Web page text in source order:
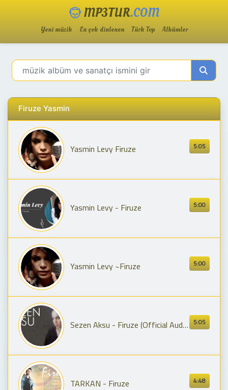
MP3TUR.COM
Yeni müzik En çok dinlenen Türk Top Albümler
Firuze Yasmin
5:05
Yasmin Levy Firuze
5:00
Yasmin Levy - Firuze
5:00
Yasmin Levy ~Firuze
5:05
Sezen Aksu - Firuze (Official Audio - Orijinal Plak Kayıt)
4:48
TARKAN - Firuze